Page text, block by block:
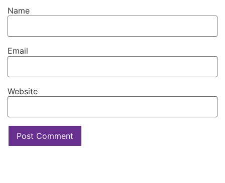
Name
Email
Website